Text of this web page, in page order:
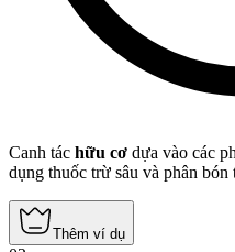
Canh tác hữu cơ dựa vào các
dụng thuốc trừ sâu và phân bón
Thêm ví dụ